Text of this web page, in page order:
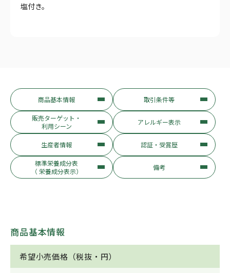
塩付き。
商品基本情報 取引条件等
販売ターゲット・
利用シーン
アレルギー表示
生産者情報 認証・受賞歴
標準栄養成分表
（ 栄養成分表示）
備考
商品基本情報
希望小売価格（税抜・円）